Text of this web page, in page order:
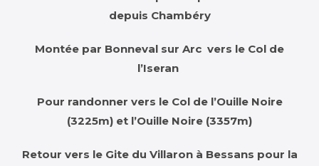
depuis Chambéry
Montée par Bonneval sur Arc vers le Col de
l’Iseran
Pour randonner vers le Col de l’Ouille Noire
(3225m) et l’Ouille Noire (3357m)
Retour vers le Gite du Villaron à Bessans pour la